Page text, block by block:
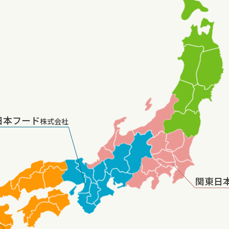
関東日
本フード株式会社